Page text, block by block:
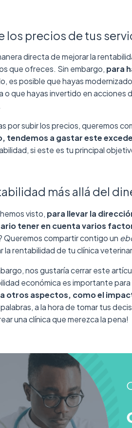
los precios de tus
directa de mejorar la
que ofreces. Sin embargo, para
es posible que hayas
o que hayas invertido en acciones
por subir los precios, queremos
tendemos a gastar este
si este es tu principal
más allá del
visto, para llevar la
tener en cuenta varios
Queremos compartir contigo un
la rentabilidad de tu clínica
nos gustaría cerrar este
económica es importante para
otros aspectos, como el
a la hora de tomar tus
una clínica que merezca la pena!